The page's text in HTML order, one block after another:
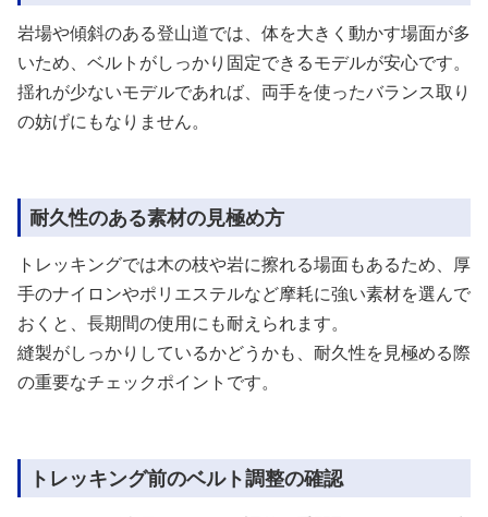
岩場や傾斜のある登山道では、体を大きく動かす場面が多
いため、ベルトがしっかり固定できるモデルが安心です。
揺れが少ないモデルであれば、両手を使ったバランス取り
の妨げにもなりません。
耐久性のある素材の見極め方
トレッキングでは木の枝や岩に擦れる場面もあるため、厚
手のナイロンやポリエステルなど摩耗に強い素材を選んで
おくと、長期間の使用にも耐えられます。
縫製がしっかりしているかどうかも、耐久性を見極める際
の重要なチェックポイントです。
トレッキング前のベルト調整の確認